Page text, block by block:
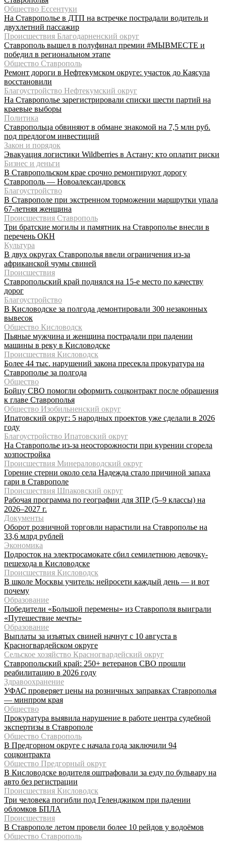
Общество Ессентуки
На Ставрополье в ДТП на встречке пострадали водитель и
двухлетний пассажир
Происшествия Благодарненский округ
Ставрополь вышел в полуфинал премии #МЫВМЕСТЕ и
победил в региональном этапе
Общество Ставрополь
Ремонт дороги в Нефтекумском округе: участок до Каясула
восстановили
Благоустройство Нефтекумский округ
На Ставрополье зарегистрировали списки шести партий на
краевые выборы
Политика
Ставропольца обвиняют в обмане знакомой на 7,5 млн руб.
под предлогом инвестиций
Закон и порядок
Эвакуация логистики Wildberries в Астану: кто оплатит риски
Бизнес и деньги
В Ставропольском крае срочно ремонтируют дорогу
Ставрополь — Новоалександровск
Благоустройство
В Ставрополе при экстренном торможении маршрутки упала
67-летняя женщина
Происшествия Ставрополь
Три братские могилы и памятник на Ставрополье внесли в
перечень ОКН
Культура
В двух округах Ставрополья ввели ограничения из-за
африканской чумы свиней
Происшествия
Ставропольский край поднялся на 15-е место по качеству
дорог
Благоустройство
В Кисловодске за полгода демонтировали 300 незаконных
вывесок
Общество Кисловодск
Пьяные мужчина и женщина пострадали при падении
машины в реку в Кисловодске
Происшествия Кисловодск
Более 44 тыс. нарушений закона пресекла прокуратура на
Ставрополье за полгода
Общество
Бойцу СВО помогли оформить соцконтракт после обращения
к главе Ставрополья
Общество Изобильненский округ
Ипатовский округ: 5 народных проектов уже сделали в 2026
году
Благоустройство Ипатовский округ
На Ставрополье из-за неосторожности при курении сгорела
хозпостройка
Происшествия Минераловодский округ
Горение стерни около села Надежда стало причиной запаха
гари в Ставрополе
Происшествия Шпаковский округ
Рабочая программа по географии для ЗПР (5–9 классы) на
2026–2027 г.
Документы
Оборот розничной торговли нарастили на Ставрополье на
33,6 млрд рублей
Экономика
Подросток на электросамокате сбил семилетнюю девочку-
пешехода в Кисловодске
Происшествия Кисловодск
В школе Москвы учитель: нейросети каждый день — и вот
почему
Образование
Победители «Большой перемены» из Ставрополя выиграли
«Путешествие мечты»
Образование
Выплаты за изъятых свиней начнут с 10 августа в
Красногвардейском округе
Сельское хозяйство Красногвардейский округ
Ставропольский край: 250+ ветеранов СВО прошли
реабилитацию в 2026 году
Здравоохранение
УФАС проверяет цены на розничных заправках Ставрополья
— минпром края
Общество
Прокуратура выявила нарушение в работе центра судебной
экспертизы в Ставрополе
Общество Ставрополь
В Предгорном округе с начала года заключили 94
соцконтракта
Общество Предгорный округ
В Кисловодске водителя оштрафовали за езду по бульвару на
авто без регистрации
Происшествия Кисловодск
Три человека погибли под Геленджиком при падении
обломков БПЛА
Происшествия
В Ставрополе летом провели более 10 рейдов у водоёмов
Общество Ставрополь